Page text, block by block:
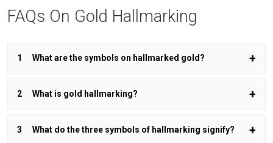
FAQs On Gold Hallmarking
What are the symbols on hallmarked gold?
What is gold hallmarking?
What do the three symbols of hallmarking signify?